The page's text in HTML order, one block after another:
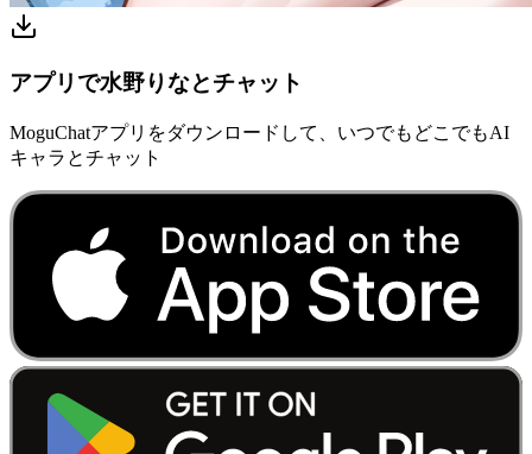
アプリで水野りなとチャット
MoguChatアプリをダウンロードして、いつでもどこでもAI
キャラとチャット